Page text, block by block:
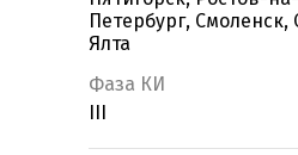
Петербург, Смоленск,
Ялта
Фаза КИ